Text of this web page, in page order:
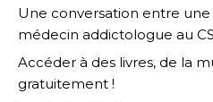
Une conversation entre
médecin addictologue au
Accéder à des livres, de la
gratuitement !